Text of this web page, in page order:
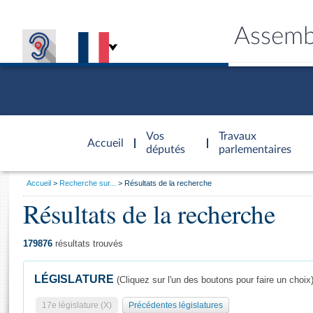
Accueil
d'accueil
Vos
députés
Travaux
parlementaires
Général
Vous
Accueil Recherche sur... Résultats de la recherche
Résultats de la recherche
179876 résultats trouvés
LÉGISLATURE (Cliquez sur l'un des boutons pour faire un choix)
17e législature (X) Précédentes législatures